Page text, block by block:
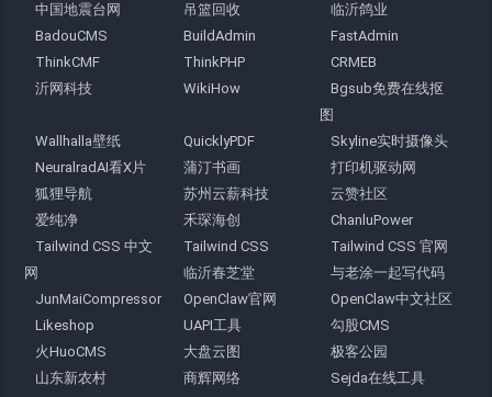
中国地震台网
吊篮回收
临沂鸽业
BadouCMS
BuildAdmin
FastAdmin
ThinkCMF
ThinkPHP
CRMEB
沂网科技
WikiHow
Bgsub免费在线抠
图
Wallhalla壁纸
QuicklyPDF
Skyline实时摄像头
NeuralradAI看X片
蒲汀书画
打印机驱动网
狐狸导航
苏州云薪科技
云赞社区
爱纯净
禾琛海创
ChanluPower
Tailwind CSS 中文
网
Tailwind CSS
Tailwind CSS 官网
临沂春芝堂
与老涂一起写代码
JunMaiCompressor
OpenClaw官网
OpenClaw中文社区
Likeshop
UAPI工具
勾股CMS
火HuoCMS
大盘云图
极客公园
山东新农村
商辉网络
Sejda在线工具